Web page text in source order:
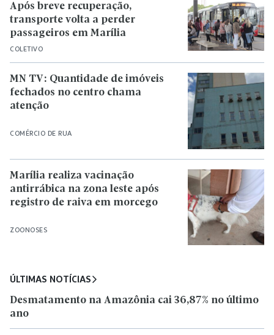
COLETIVO
Após breve recuperação,
transporte volta a perder
passageiros em Marília
COMÉRCIO DE RUA
MN TV: Quantidade de imóveis
fechados no centro chama
atenção
ZOONOSES
Marília realiza vacinação
antirrábica na zona leste após
registro de raiva em morcego
ÚLTIMAS NOTÍCIAS
Desmatamento na Amazônia cai 36,87% no último
ano